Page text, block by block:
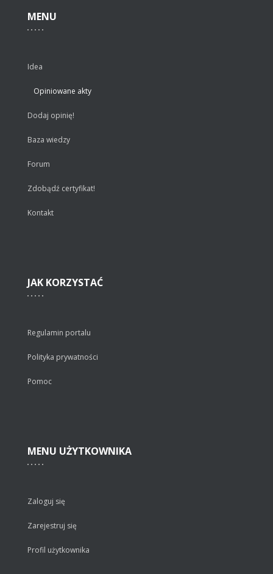
MENU
Idea
Opiniowane akty
Dodaj opinię!
Baza wiedzy
Forum
Zdobądź certyfikat!
Kontakt
JAK KORZYSTAĆ
Regulamin portalu
Polityka prywatności
Pomoc
MENU UŻYTKOWNIKA
Zaloguj się
Zarejestruj się
Profil użytkownika